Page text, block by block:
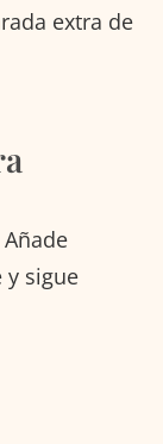
extra de
sigue